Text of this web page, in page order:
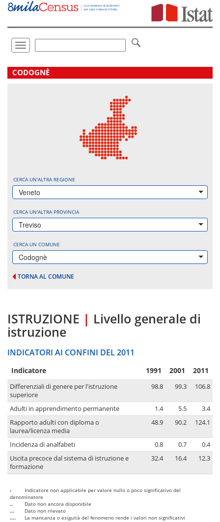
Vai
direttamente
Toggle
navigation
.
CODOGNÈ
CERCA UN'ALTRA REGIONE
Veneto
CERCA UN'ALTRA PROVINCIA
Treviso
CERCA UN COMUNE
Codognè
TORNA AL COMUNE
ISTRUZIONE | Livello generale di
istruzione
INDICATORI AI CONFINI DEL 2011
Indicatore 1991 2001 2011
Differenziali di genere per l'istruzione
superiore
98.8 99.3 106.8
Adulti in apprendimento permanente 1.4 5.5
3.4
Rapporto adulti con diploma o
laurea/licenza media
48.9 90.2 124.1
Incidenza di analfabeti 0.8 0.7
0.4
Uscita precoce dal sistema di istruzione e
formazione
32.4 16.4 12.3
-
Indicatore non applicabile per valore nullo o poco significativo del
denominatore
..
Dato non ancora disponibile
...
Dato non rilevato
....
La mancanza o esiguità del fenomeno rende i valori non significativi